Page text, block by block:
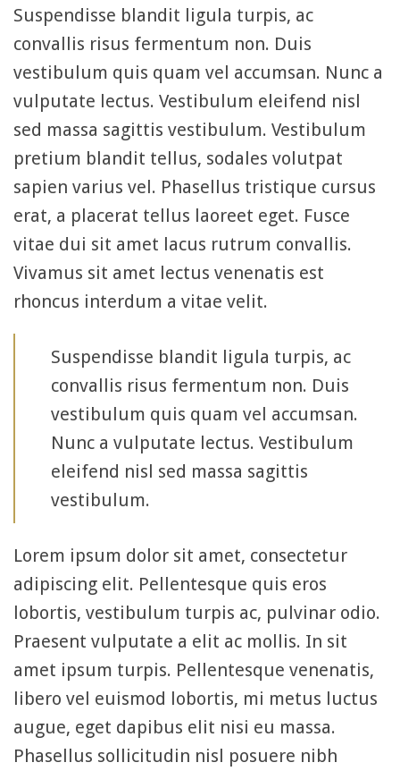
Suspendisse blandit ligula turpis, ac
convallis risus fermentum non. Duis
vestibulum quis quam vel accumsan. Nunc a
vulputate lectus. Vestibulum eleifend nisl
sed massa sagittis vestibulum. Vestibulum
pretium blandit tellus, sodales volutpat
sapien varius vel. Phasellus tristique cursus
erat, a placerat tellus laoreet eget. Fusce
vitae dui sit amet lacus rutrum convallis.
Vivamus sit amet lectus venenatis est
rhoncus interdum a vitae velit.
Suspendisse blandit ligula turpis, ac
convallis risus fermentum non. Duis
vestibulum quis quam vel accumsan.
Nunc a vulputate lectus. Vestibulum
eleifend nisl sed massa sagittis
vestibulum.
Lorem ipsum dolor sit amet, consectetur
adipiscing elit. Pellentesque quis eros
lobortis, vestibulum turpis ac, pulvinar odio.
Praesent vulputate a elit ac mollis. In sit
amet ipsum turpis. Pellentesque venenatis,
libero vel euismod lobortis, mi metus luctus
augue, eget dapibus elit nisi eu massa.
Phasellus sollicitudin nisl posuere nibh